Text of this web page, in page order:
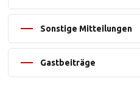
Sonstige Mitteilungen
Gastbeiträge